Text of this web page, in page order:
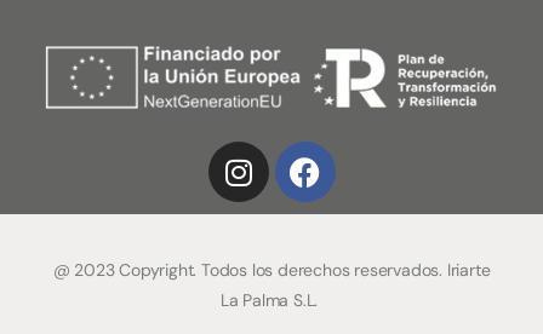
@ 2023 Copyright. Todos los derechos reservados. Iriarte
La Palma S.L.